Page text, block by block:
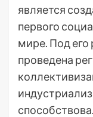
является
первого
мире. Под
проведена